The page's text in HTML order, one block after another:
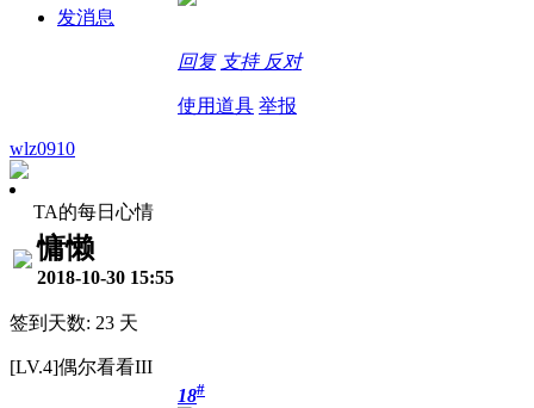
发消息
回复 支持 反对
使用道具 举报
wlz0910
TA的每日心情
慵懒
2018-10-30 15:55
签到天数: 23 天
[LV.4]偶尔看看III
18#